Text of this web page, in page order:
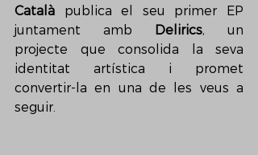
Català publica el seu primer EP
juntament amb
Delirics, un
projecte que consolida la seva
identitat artística i promet
convertir-la en una de les veus a
seguir.